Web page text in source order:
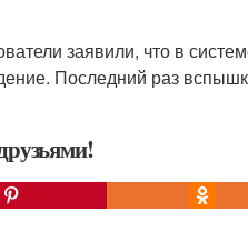
заявили, что в
Последний раз